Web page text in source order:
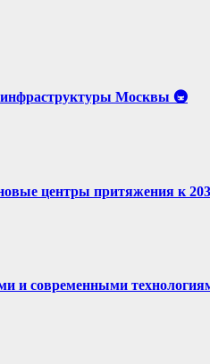
инфраструктуры Москвы 🚇
центры притяжения к
и современными